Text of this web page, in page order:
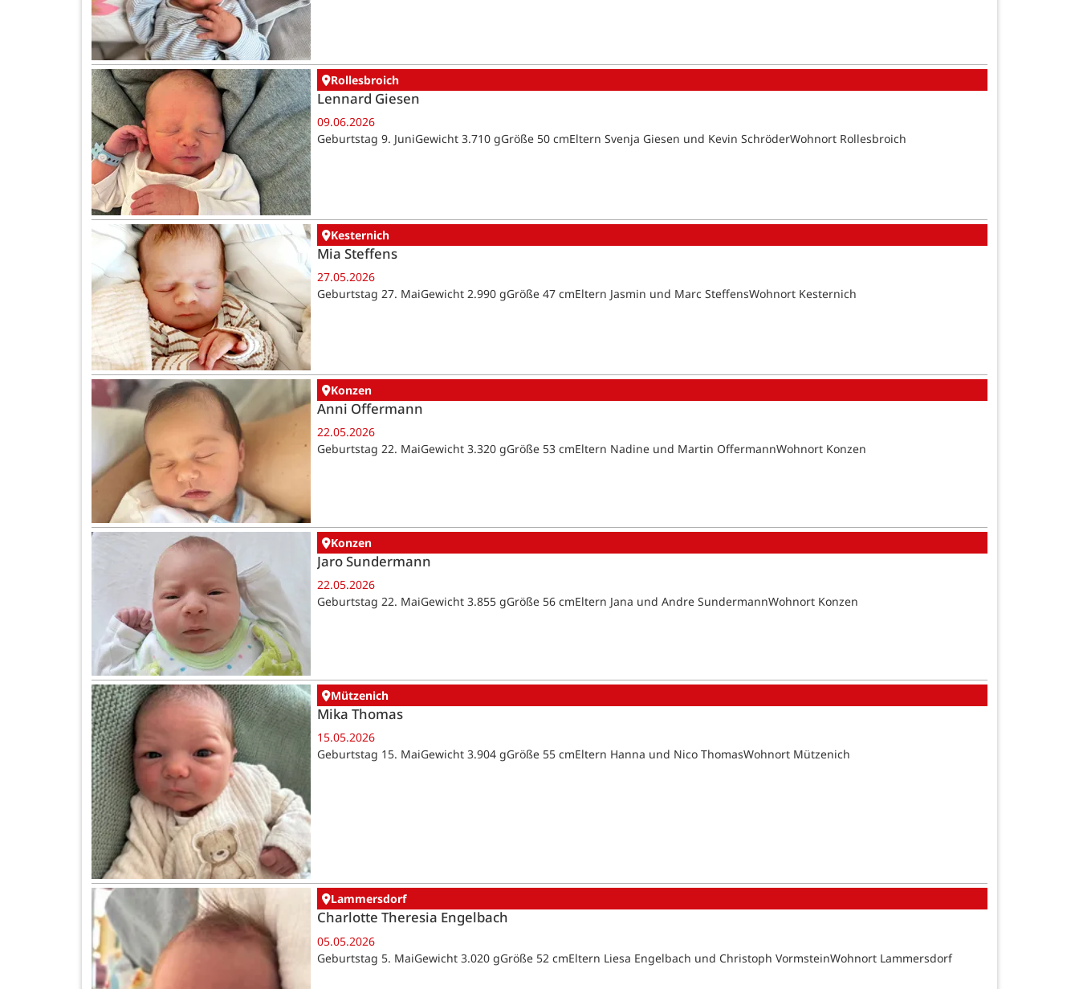
Rollesbroich
Lennard Giesen
09.06.2026
Geburtstag 9. JuniGewicht 3.710 gGröße 50 cmEltern Svenja Giesen und Kevin SchröderWohnort Rollesbroich
Kesternich
Mia Steffens
27.05.2026
Geburtstag 27. MaiGewicht 2.990 gGröße 47 cmEltern Jasmin und Marc SteffensWohnort Kesternich
Konzen
Anni Offermann
22.05.2026
Geburtstag 22. MaiGewicht 3.320 gGröße 53 cmEltern Nadine und Martin OffermannWohnort Konzen
Konzen
Jaro Sundermann
22.05.2026
Geburtstag 22. MaiGewicht 3.855 gGröße 56 cmEltern Jana und Andre SundermannWohnort Konzen
Mützenich
Mika Thomas
15.05.2026
Geburtstag 15. MaiGewicht 3.904 gGröße 55 cmEltern Hanna und Nico ThomasWohnort Mützenich
Lammersdorf
Charlotte Theresia Engelbach
05.05.2026
Geburtstag 5. MaiGewicht 3.020 gGröße 52 cmEltern Liesa Engelbach und Christoph VormsteinWohnort Lammersdorf